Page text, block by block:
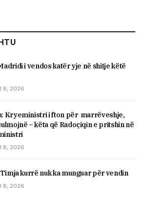
i vendos katër yje në shitje këtë
8, 2026
Kryeministri i fton për marrëveshje,
– këta që Radoçiqin e pritshin në
8, 2026
kurrë nuk ka munguar për vendin
8, 2026